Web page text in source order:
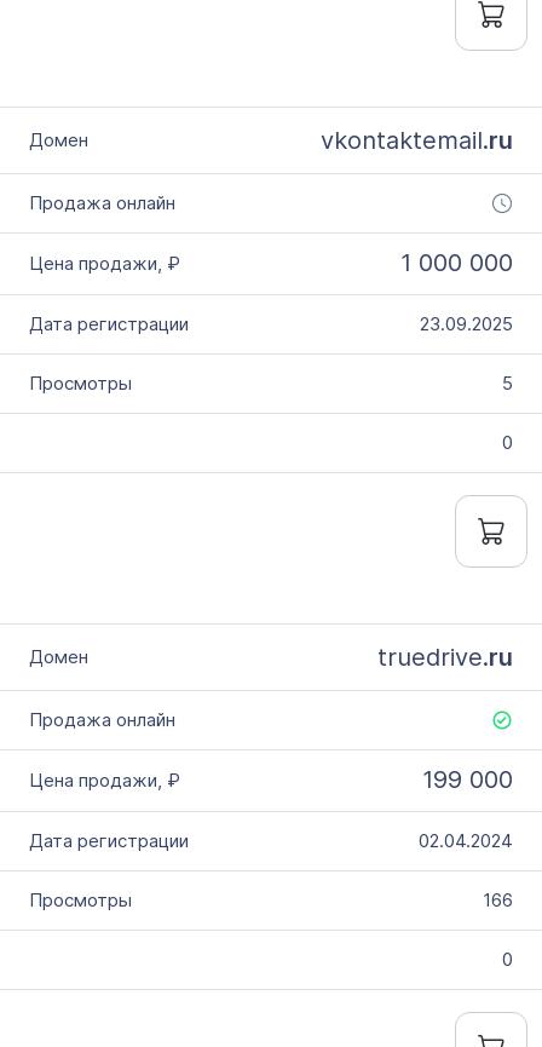
vkontaktemail.ru
1 000 000
23.09.2025
5
0
truedrive.ru
199 000
02.04.2024
166
0